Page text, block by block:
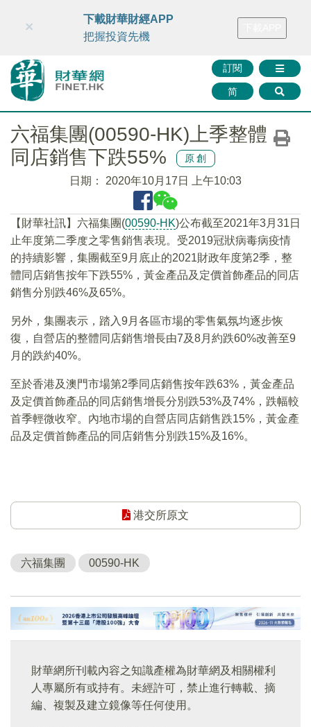
財華智庫網 FINTV FINMETA 財華證券 媒體矩陣
訂閱
简
×
下載財華財經APP
把握投資先機
六福集團(00590-HK)上季整體
同店銷售下跌55%
原創
日期： 2020年10月17日 上午10:03
【財華社訊】六福集團(00590-HK)公布截至2021年3月31日
止年度第二季度之零售銷售表現。受2019冠狀病毒病疫情
的持續影響，集團截至9月底止的2021財政年度第2季，整
體同店銷售按年下跌55%，黃金產品及定價首飾產品的同店
銷售分別跌46%及65%。
另外，集團表示，踏入9月各區市場的零售氣氛均逐步恢
復，自營店的整體同店銷售增長由7及8月約跌60%改善至9
月的跌約40%。
至於香港及澳門市場第2季同店銷售按年跌63%，黃金產品
及定價首飾產品的同店銷售增長分別跌53%及74%，跌幅較
首季輕微收窄。內地市場的自營店同店銷售跌15%，黃金產
品及定價首飾產品的同店銷售分別跌15%及16%。
港交所原文
六福集團 00590-HK
財華網所刊載內容之知識產權為財華網及相關權利
人專屬所有或持有。未經許可，禁止進行轉載、摘
編、複製及建立鏡像等任何使用。